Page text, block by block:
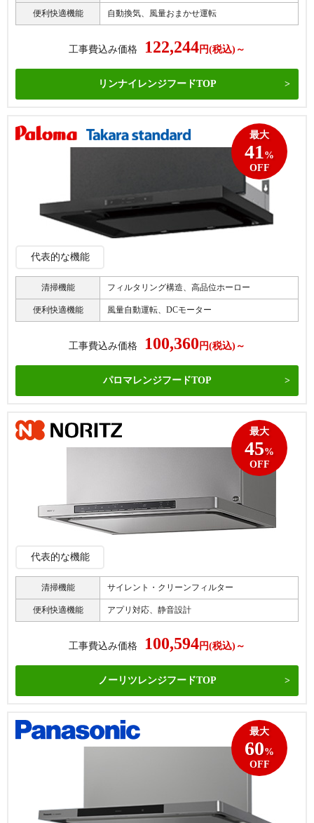
便利快適機能 自動換気、風量おまかせ運転
工事費込み価格 122,244 円(税込)～
リンナイレンジフードTOP
最大
41%
OFF
代表的な機能
清掃機能 フィルタリング構造、高品位ホーロー
便利快適機能 風量自動運転、DCモーター
工事費込み価格 100,360 円(税込)～
パロマレンジフードTOP
最大
45%
OFF
代表的な機能
清掃機能 サイレント・クリーンフィルター
便利快適機能 アプリ対応、静音設計
工事費込み価格 100,594 円(税込)～
ノーリツレンジフードTOP
最大
60%
OFF